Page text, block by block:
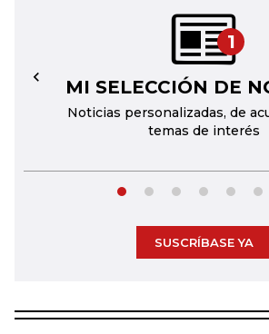
1
MI SELECCIÓN DE
Noticias personalizadas, de
temas de interés
←
SUSCRÍBASE YA